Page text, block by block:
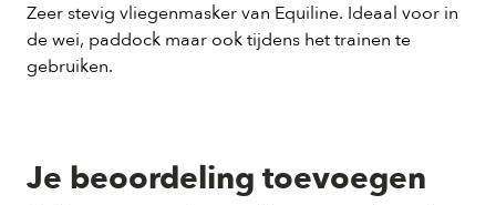
Zeer stevig vliegenmasker van Equiline. Ideaal voor in
de wei, paddock maar ook tijdens het trainen te
gebruiken.
Je beoordeling toevoegen